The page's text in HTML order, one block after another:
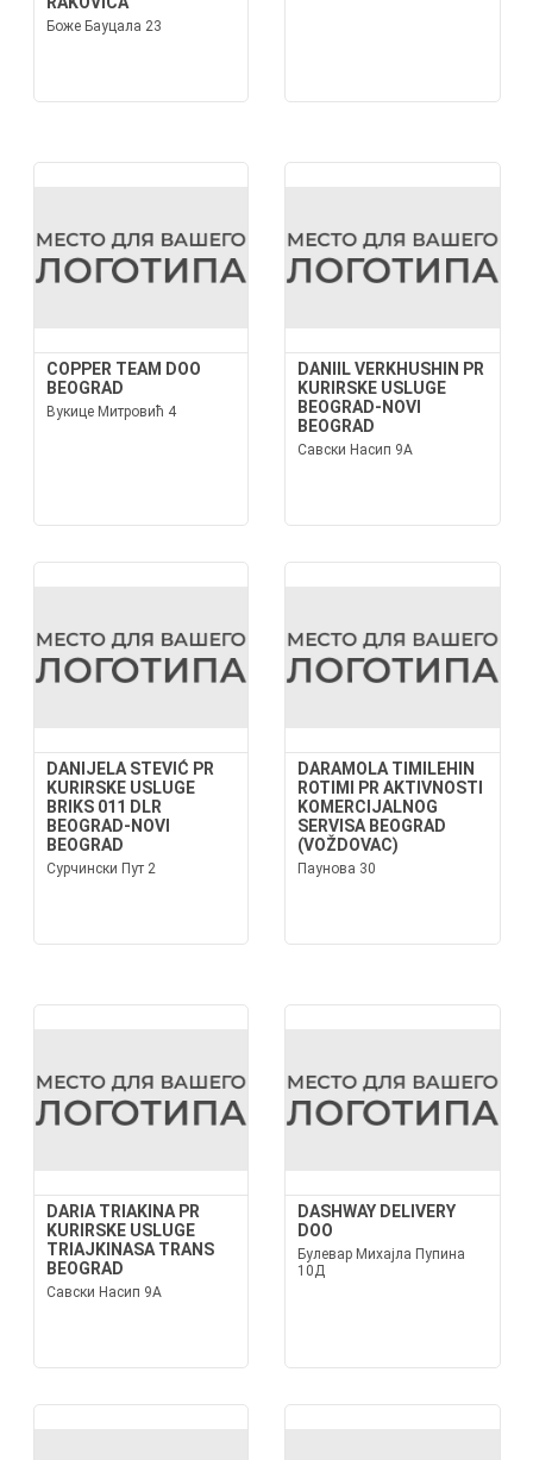
Боже Бауцала 23
COPPER TEAM DOO
BEOGRAD
Вукице Митровић 4
DANIIL VERKHUSHIN PR
KURIRSKE USLUGE
BEOGRAD-NOVI
BEOGRAD
Савски Насип 9А
DANIJELA STEVIĆ PR
KURIRSKE USLUGE
BRIKS 011 DLR
BEOGRAD-NOVI
BEOGRAD
Сурчински Пут 2
DARAMOLA TIMILEHIN
ROTIMI PR AKTIVNOSTI
KOMERCIJALNOG
SERVISA BEOGRAD
(VOŽDOVAC)
Паунова 30
DARIA TRIAKINA PR
KURIRSKE USLUGE
TRIAJKINASA TRANS
BEOGRAD
Савски Насип 9А
DASHWAY DELIVERY
DOO
Булевар Михајла Пупина
10Д